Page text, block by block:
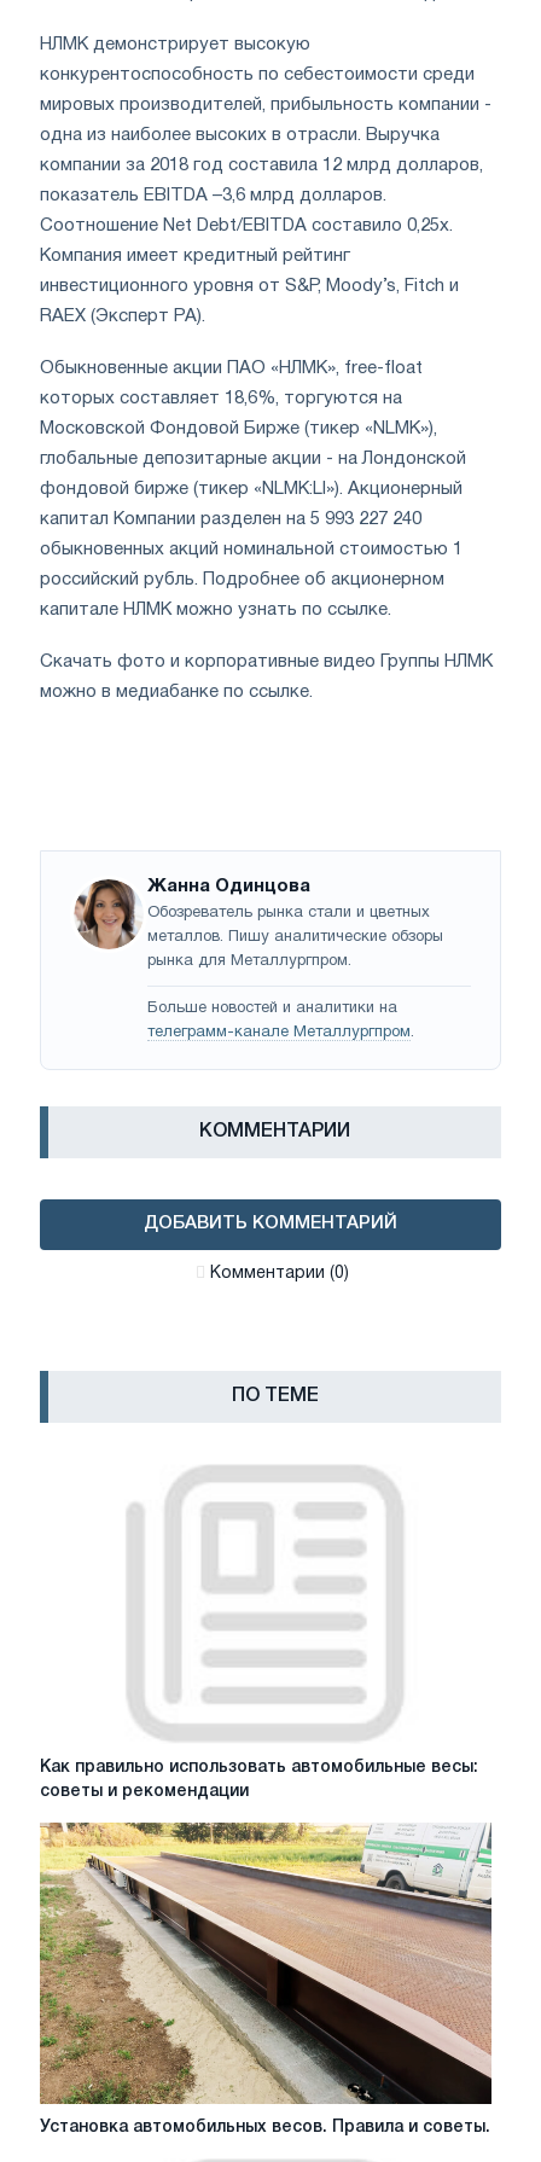
НЛМК демонстрирует высокую
конкурентоспособность по себестоимости среди
мировых производителей, прибыльность компании -
одна из наиболее высоких в отрасли. Выручка
компании за 2018 год составила 12 млрд долларов,
показатель EBITDA –3,6 млрд долларов.
Соотношение Net Debt/EBITDA составило 0,25х.
Компания имеет кредитный рейтинг
инвестиционного уровня от S&P, Moody’s, Fitch и
RAEX (Эксперт РА).
Обыкновенные акции ПАО «НЛМК», free-float
которых составляет 18,6%, торгуются на
Московской Фондовой Бирже (тикер «NLMK»),
глобальные депозитарные акции - на Лондонской
фондовой бирже (тикер «NLMK:LI»). Акционерный
капитал Компании разделен на 5 993 227 240
обыкновенных акций номинальной стоимостью 1
российский рубль. Подробнее об акционерном
капитале НЛМК можно узнать по ссылке.
Скачать фото и корпоративные видео Группы НЛМК
можно в медиабанке по ссылке.
Жанна Одинцова
Обозреватель рынка стали и цветных
металлов. Пишу аналитические обзоры
рынка для Металлургпром.
Больше новостей и аналитики на
телеграмм-канале Металлургпром.
КОММЕНТАРИИ
ДОБАВИТЬ КОММЕНТАРИЙ
Комментарии (0)
ПО ТЕМЕ
Как
автомобильные
весы:
советы
и
рекомендации
Как правильно использовать автомобильные весы:
советы и рекомендации
Установка
Установка автомобильных весов. Правила и советы.